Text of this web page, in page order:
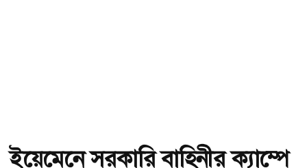
ইয়েমেনে সরকারি বাহিনীর ক্যাম্পে